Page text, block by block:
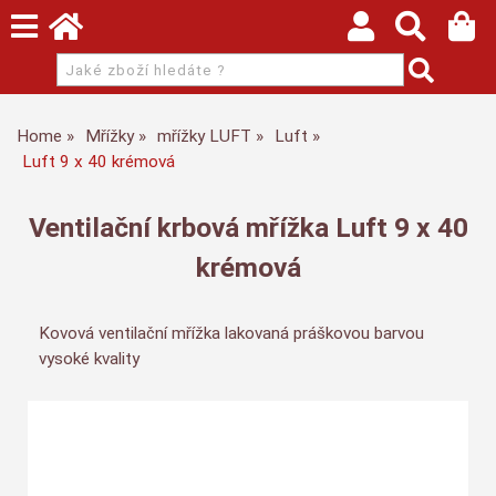
Home Mřížky mřížky LUFT
Luft
Luft 9 x 40 krémová
Ventilační krbová mřížka Luft 9 x 40
krémová
Kovová ventilační mřížka lakovaná práškovou barvou
vysoké kvality